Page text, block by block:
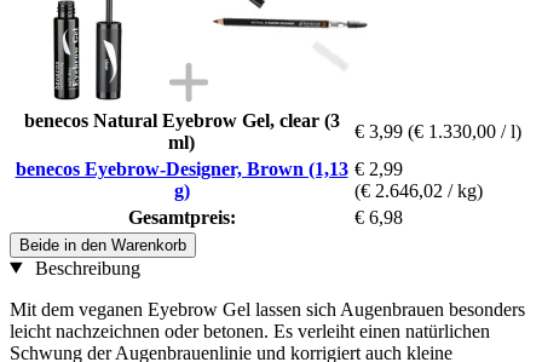
benecos Natural Eyebrow Gel, clear (3
ml)
€ 3,99 (€ 1.330,00 / l)
benecos Eyebrow-Designer, Brown (1,13
g)
€ 2,99
(€ 2.646,02 / kg)
Gesamtpreis:
€ 6,98
Beide in den Warenkorb
Beschreibung
Mit dem veganen Eyebrow Gel lassen sich Augenbrauen besonders
leicht nachzeichnen oder betonen. Es verleiht einen natürlichen
Schwung der Augenbrauenlinie und korrigiert auch kleine